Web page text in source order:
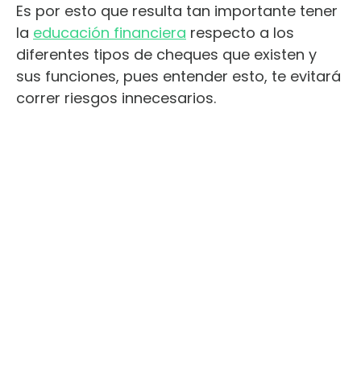
Es por esto que resulta tan importante tener
la educación financiera respecto a los
diferentes tipos de cheques que existen y
sus funciones, pues entender esto, te evitará
correr riesgos innecesarios.